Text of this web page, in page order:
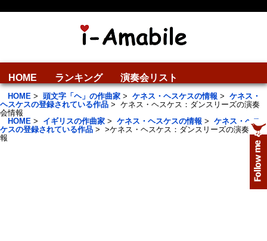
HOME ランキング 演奏会リスト
HOME > 頭文字「ヘ」の作曲家 > ケネス・ヘスケスの情報 > ケネス・
ヘスケスの登録されている作品 > ケネス・ヘスケス：ダンスリーズの演奏
会情報
HOME > イギリスの作曲家 > ケネス・ヘスケスの情報 > ケネス・ヘス
ケスの登録されている作品 > >ケネス・ヘスケス：ダンスリーズの演奏会情
報